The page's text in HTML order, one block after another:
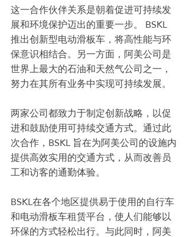
这一合作伙伴关系是朝着促进可持续发
展和环境保护迈出的重要一步。 BSKL
推出创新型电动滑板车，将高性能与环
保意识相结合。另一方面，阿美公司是
世界上最大的石油和天然气公司之一，
努力在其所有业务中实现可持续发展。
两家公司都致力于制定创新战略，以促
进和鼓励使用可持续交通方式。通过此
次合作，BSKL 旨在为阿美公司的设施内
提供高效实用的交通方式，从而改善员
工和访客的通勤体验。
BSKL在各个地区提供易于使用的自行车
和电动滑板车租赁平台，使人们能够以
环保的方式轻松出行。与此同时，阿美